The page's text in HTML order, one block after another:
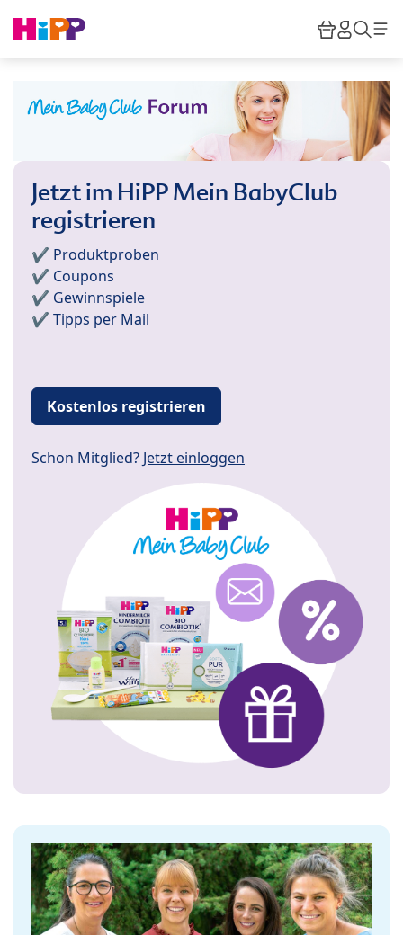
HiPP
Jetzt im HiPP Mein BabyClub
registrieren
✔️ Produktproben
✔️ Coupons
✔️ Gewinnspiele
✔️ Tipps per Mail
Kostenlos registrieren
Schon Mitglied? Jetzt einloggen